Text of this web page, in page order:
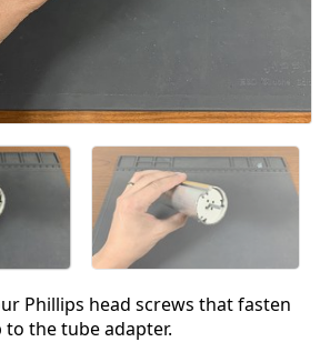
Phillips head screws that fasten
the tube adapter.